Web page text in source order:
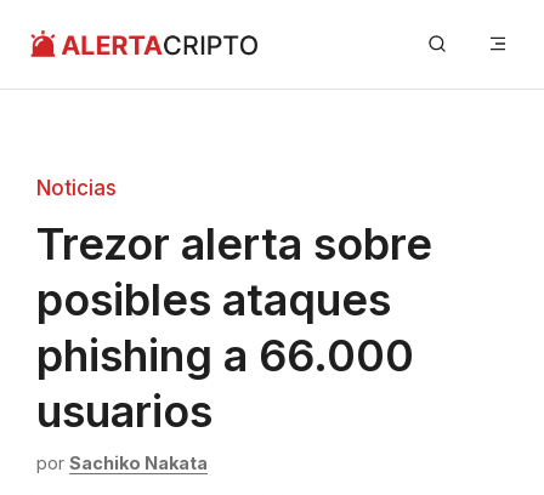
contenido
Noticias
Trezor alerta sobre
posibles ataques
phishing a 66.000
usuarios
por Sachiko Nakata